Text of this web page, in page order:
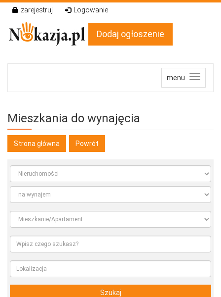
zarejestruj Logowanie
Dodaj ogłoszenie
menu
Mieszkania do wynajęcia
Strona główna Powrót
Szukaj